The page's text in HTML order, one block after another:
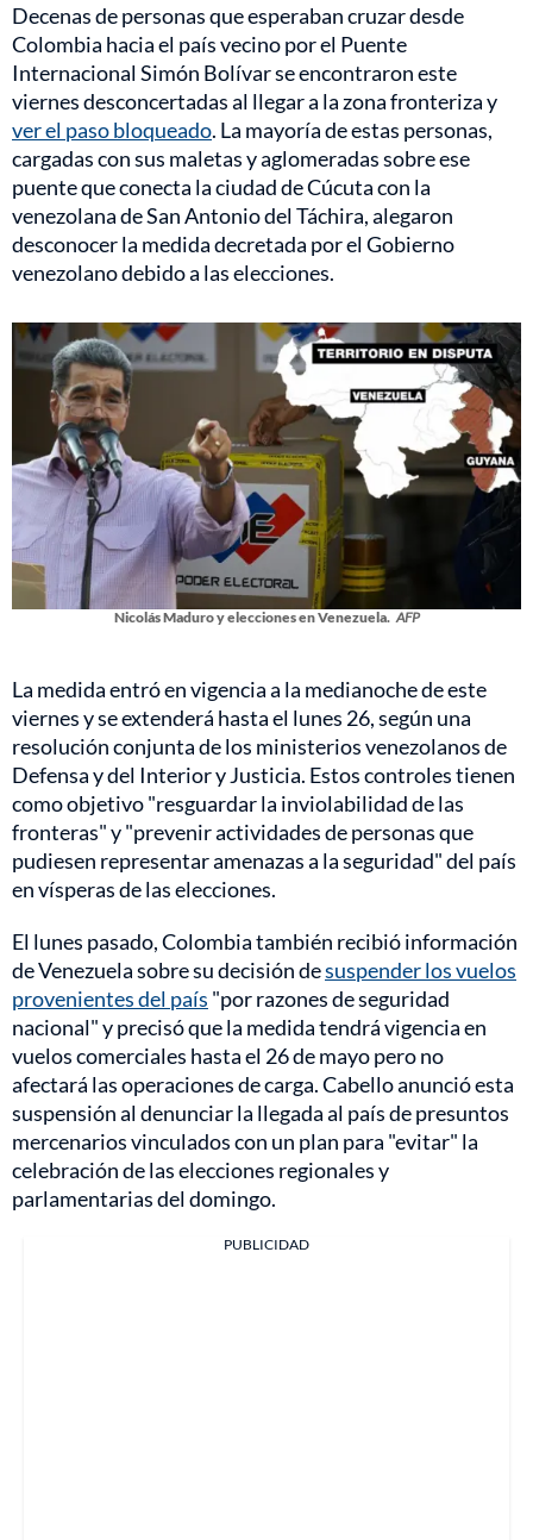
Decenas de personas que esperaban cruzar desde
Colombia hacia el país vecino por el Puente
Internacional Simón Bolívar se encontraron este
viernes desconcertadas al llegar a la zona fronteriza y
ver el paso bloqueado. La mayoría de estas personas,
cargadas con sus maletas y aglomeradas sobre ese
puente que conecta la ciudad de Cúcuta con la
venezolana de San Antonio del Táchira, alegaron
desconocer la medida decretada por el Gobierno
venezolano debido a las elecciones.
Nicolás Maduro y elecciones en Venezuela. AFP
La medida entró en vigencia a la medianoche de este
viernes y se extenderá hasta el lunes 26, según una
resolución conjunta de los ministerios venezolanos de
Defensa y del Interior y Justicia. Estos controles tienen
como objetivo "resguardar la inviolabilidad de las
fronteras" y "prevenir actividades de personas que
pudiesen representar amenazas a la seguridad" del país
en vísperas de las elecciones.
El lunes pasado, Colombia también recibió información
de Venezuela sobre su decisión desuspender los vuelos
provenientes del país "por razones de seguridad
nacional" y precisó que la medida tendrá vigencia en
vuelos comerciales hasta el 26 de mayo pero no
afectará las operaciones de carga. Cabello anunció esta
suspensión al denunciar la llegada al país de presuntos
mercenarios vinculados con un plan para "evitar" la
celebración de las elecciones regionales y
parlamentarias del domingo.
PUBLICIDAD